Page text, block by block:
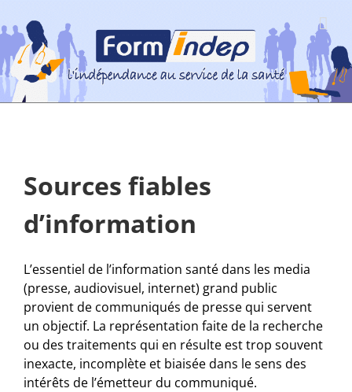
au
contenu
Sources fiables
d’information
L’essentiel de l’information santé dans les media
(presse, audiovisuel, internet) grand public
provient de communiqués de presse qui servent
un objectif. La représentation faite de la recherche
ou des traitements qui en résulte est trop souvent
inexacte, incomplète et biaisée dans le sens des
intérêts de l’émetteur du communiqué.